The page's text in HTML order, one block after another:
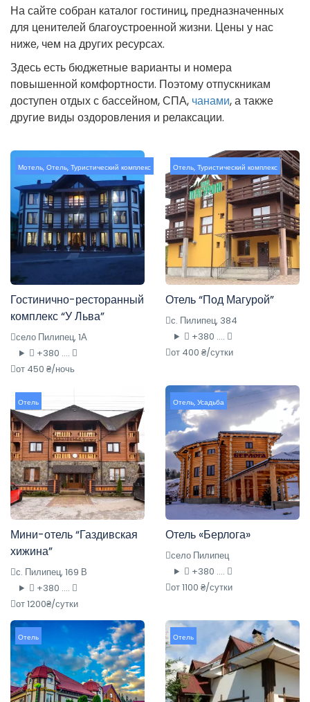
На сайте собран каталог гостиниц, предназначенных
для ценителей благоустроенной жизни. Цены у нас
ниже, чем на других ресурсах.
Здесь есть бюджетные варианты и номера
повышенной комфортности. Поэтому отпускникам
доступен отдых с бассейном, СПА, чанами, а также
другие виды оздоровления и релаксации.
Мотель, Отель, Туристический комплекс
Гостинично-ресторанный
комплекс “У Льва”
село Пилипец, 1А
+380 ....
от 450 ₴/ночь
Отель, Туристический комплекс
Отель “Под Магурой”
с. Пилипец, 384
+380 ....
от 400 ₴/сутки
Отель
Мини-отель “Газдивская
хижина”
с. Пилипец, 169 В
+380 ....
от 1200₴/сутки
Отель, Усадьба
Отель «Берлога»
село Пилипец
+380 ....
от 1100 ₴/сутки
Отель Отель